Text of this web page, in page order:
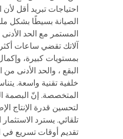
احتياجات تبريد أقل
الصيانة بسيطًا بشكل
المستمر مع الحد
آلاتك تقضي ساعات
بمستويات كبيرة،
البقع ، والحد الأدنى
خلفية تقنية واسعة.
المتخصصة. إنّ البصمة
لتحسين قدرة الإنتاج
تلقائي. يسترد
تقديم أوقات تسريع في